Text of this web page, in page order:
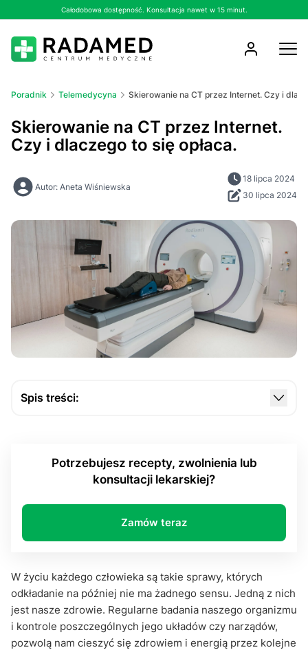
Całodobowa dostępność. Konsultacja nawet w 15 minut.
Poradnik Telemedycyna Skierowanie na CT przez Internet. Czy i
Skierowanie na CT przez Internet.
Czy i dlaczego to się opłaca.
Autor: Aneta Wiśniewska
18 lipca 2024
30 lipca 2024
Spis treści:
Skierowanie na CT – dlaczego jest potrzebne?
Teleporada medyczna, a skierowanie na CT przez
Internet
Proces uzyskania skierowania na CT przez
Czy teleporada zawsze jest odpowiednia?
Podsumowanie
Potrzebujesz recepty, zwolnienia lub
konsultacji lekarskiej?
Zamów teraz
W życiu każdego człowieka są takie sprawy, których
odkładanie na później nie ma żadnego sensu. Jedną z nich
jest nasze zdrowie. Regularne badania naszego organizmu
i kontrole poszczególnych jego układów czy narządów,
pozwolą nam cieszyć się zdrowiem i energią przez kolejne